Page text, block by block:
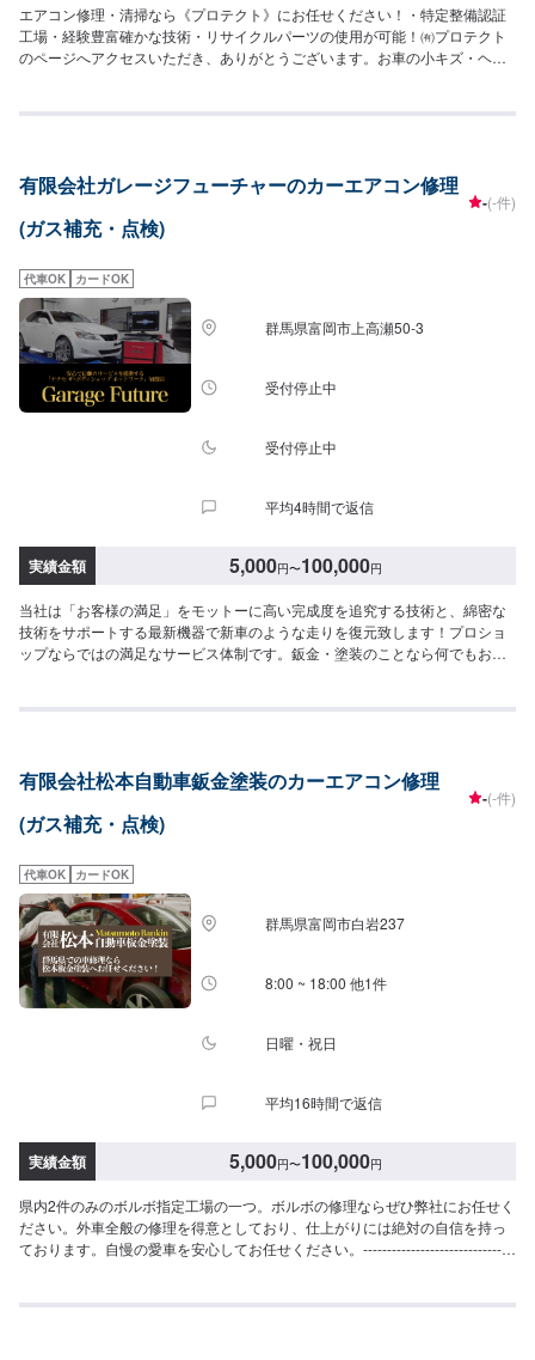
エアコン修理・清掃なら《プロテクト》にお任せください！・特定整備認証
工場・経験豊富確かな技術・リサイクルパーツの使用が可能！㈲プロテクト
のページへアクセスいただき、ありがとうございます。お車の小キズ・ヘコ
あります。また、お困り事がございましたら、お気軽にお問い合わせくださ
ツの持ち込み》新品パーツの持ち込み可能！オファーにて、パーツのお写真
や詳細をお送りください。《代車について》お車をお預かりしている間は、
無料の代車貸し出しをご利用ください。※ガソリン代はお客様にご負担頂いて
により金額が変わりますので、予めご了承ください。【定休日・営業時間】
定休日：土曜日、日曜日、祝日営業時間：8:30~19:00
有限会社ガレージフューチャーのカーエアコン修理
(ガス補充・点検)
-(-件)
代車OK カードOK
群馬県富岡市上高瀬50-3
受付停止中
受付停止中
平均4時間で返信
実績金額 5,000円〜100,000円
当社は「お客様の満足」をモットーに高い完成度を追究する技術と、綿密な
技術をサポートする最新機器で新車のような走りを復元致します！プロショ
ップならではの満足なサービス体制です。鈑金・塗装のことなら何でもお気
スピーディに、より完全に仕上げます。--------------------------------------------------
となります。納期は前後する場合がございます。予め、ご了承ください。-----
代車について-----無料の代車をご用意しています。お車の作業中は代車をご利
用ください。※代車の燃料代はお客様にご負担いただいております。-----ご来
庫の際はお気をつけてお越しください。駐車スペースは20台完備しておりま
す。受付はスタッフへ「メンテモで予約しました」とお伝えください。ご案
内いたします。【定休日・営業時間】定休日：日曜日、祝日営業時間：
9:30~18:30
有限会社松本自動車鈑金塗装のカーエアコン修理
(ガス補充・点検)
-(-件)
代車OK カードOK
群馬県富岡市白岩237
8:00 ~ 18:00 他1件
日曜・祝日
平均16時間で返信
実績金額 5,000円〜100,000円
県内2件のみのボルボ指定工場の一つ。ボルボの修理ならぜひ弊社にお任せく
ださい。外車全般の修理を得意としており、仕上がりには絶対の自信を持っ
ております。自慢の愛車を安心してお任せください。--------------------------------
通常３～５日程度で納車いたします。車種や状態により納期が前後する場合